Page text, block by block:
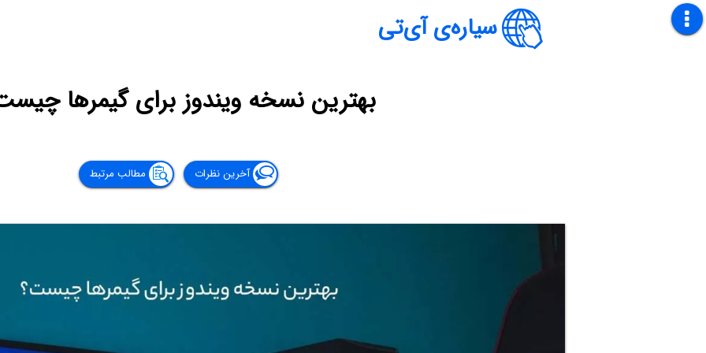
سیاره‌ی آی‌تی
بهترین نسخه ویندوز برای گیمرها
آخرین نظرات مطالب مرتبط